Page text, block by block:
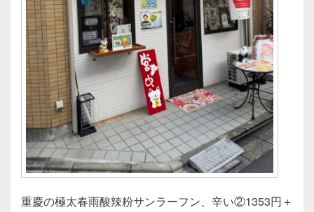
重慶の極太春雨酸辣粉サンラーフン、辛い②1353円＋